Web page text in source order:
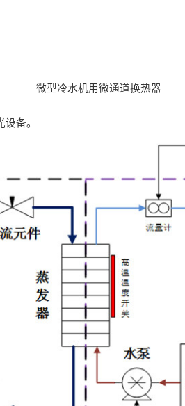
微型冷水机用微通道换热器
备。